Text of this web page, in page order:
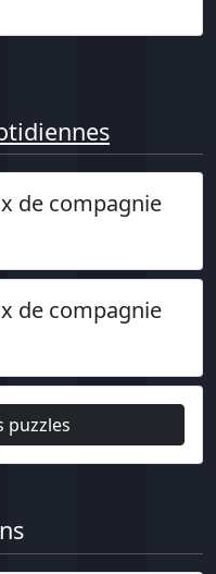
de compagnie
de compagnie
puzzles